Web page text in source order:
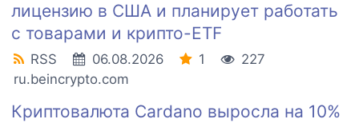
лицензию в США и планирует работать
с товарами и крипто-ETF
RSS 06.08.2026 1
227
ru.beincrypto.com
Криптовалюта Cardano выросла на 10%